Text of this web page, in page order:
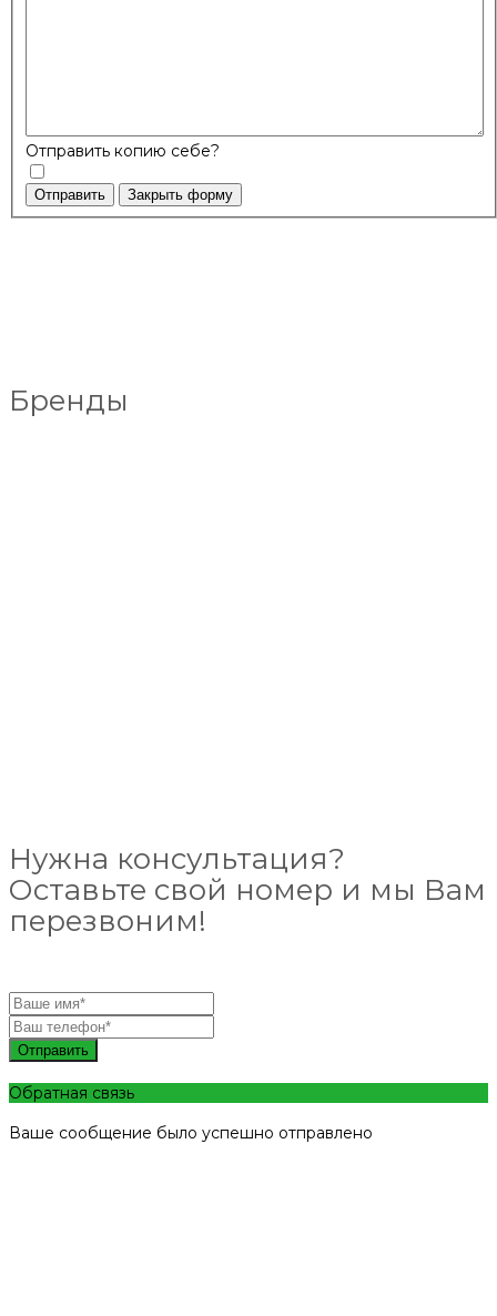
Отправить копию себе?
Отправить Закрыть форму
Бренды
Нужна консультация?
Оставьте свой номер и мы Вам
перезвоним!
Отправить
Обратная связь
Ваше сообщение было успешно отправлено